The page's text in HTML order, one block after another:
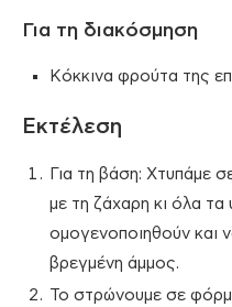
Για τη διακόσμηση
Κόκκινα φρούτα της
Εκτέλεση
Για τη βάση: Χτυπάμε
με τη ζάχαρη κι όλα τα
ομογενοποιηθούν και
βρεγμένη άμμος.
Το στρώνουμε σε